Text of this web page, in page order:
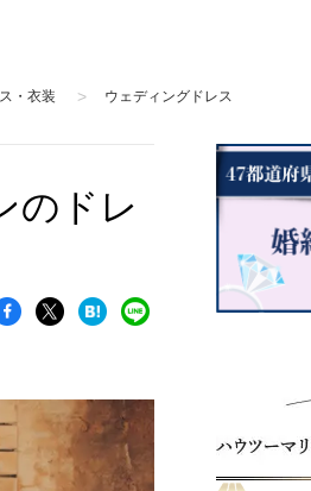
・衣装 > ウェディングドレス
のドレ